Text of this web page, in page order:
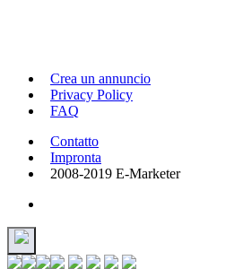
Crea un annuncio
Privacy Policy
FAQ
Contatto
Impronta
2008-2019 E-Marketer